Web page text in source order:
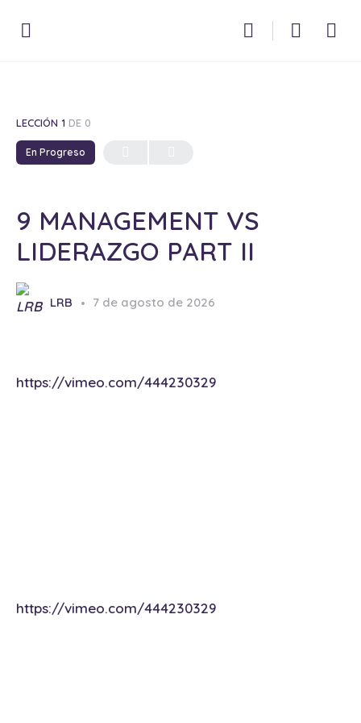
LECCIÓN 1 DE 0
En Progreso
9 MANAGEMENT VS
LIDERAZGO PART II
LRB 7 de agosto de 2026
https://vimeo.com/444230329
https://vimeo.com/444230329